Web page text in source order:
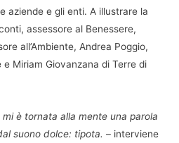
aziende e gli enti. A illustrare la
assessore al Benessere,
all’Ambiente, Andrea Poggio,
Miriam Giovanzana di Terre di
è tornata alla mente una parola
suono dolce: tipota. – interviene